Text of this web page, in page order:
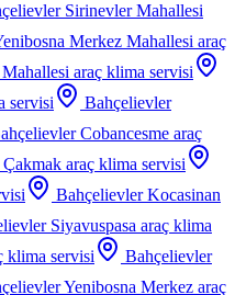
Sirinevler Mahallesi
Merkez Mahallesi araç
araç klima servisi
servisi
Bahçelievler
Cobancesme araç
araç klima servisi
Bahçelievler Kocasinan
Siyavuspasa araç klima
klima servisi
Bahçelievler
Yenibosna Merkez araç